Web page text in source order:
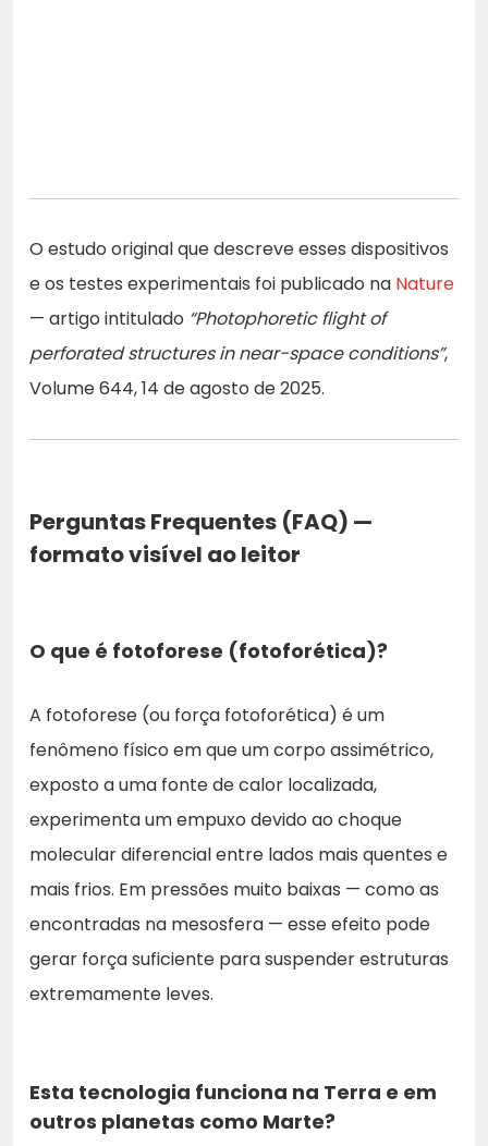
O estudo original que descreve esses dispositivos
e os testes experimentais foi publicado na Nature
— artigo intitulado “Photophoretic flight of
perforated structures in near-space conditions”,
Volume 644, 14 de agosto de 2025.
Perguntas Frequentes (FAQ) —
formato visível ao leitor
O que é fotoforese (fotoforética)?
A fotoforese (ou força fotoforética) é um
fenômeno físico em que um corpo assimétrico,
exposto a uma fonte de calor localizada,
experimenta um empuxo devido ao choque
molecular diferencial entre lados mais quentes e
mais frios. Em pressões muito baixas — como as
encontradas na mesosfera — esse efeito pode
gerar força suficiente para suspender estruturas
extremamente leves.
Esta tecnologia funciona na Terra e em
outros planetas como Marte?